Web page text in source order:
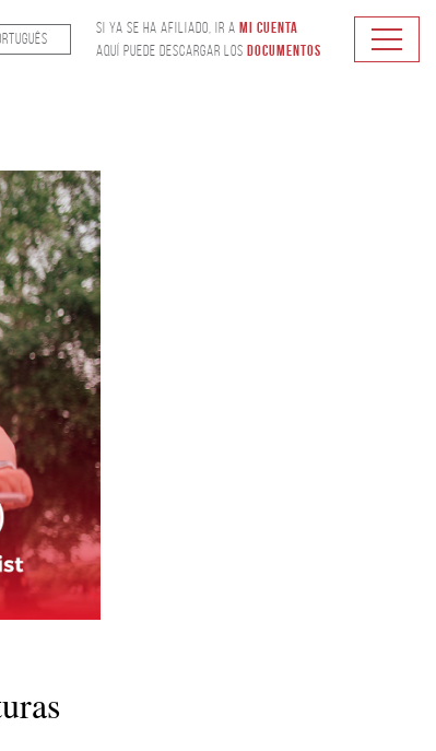
Si ya se ha afiliado, ir a Mi Cuenta
Aquí puede descargar los Documentos